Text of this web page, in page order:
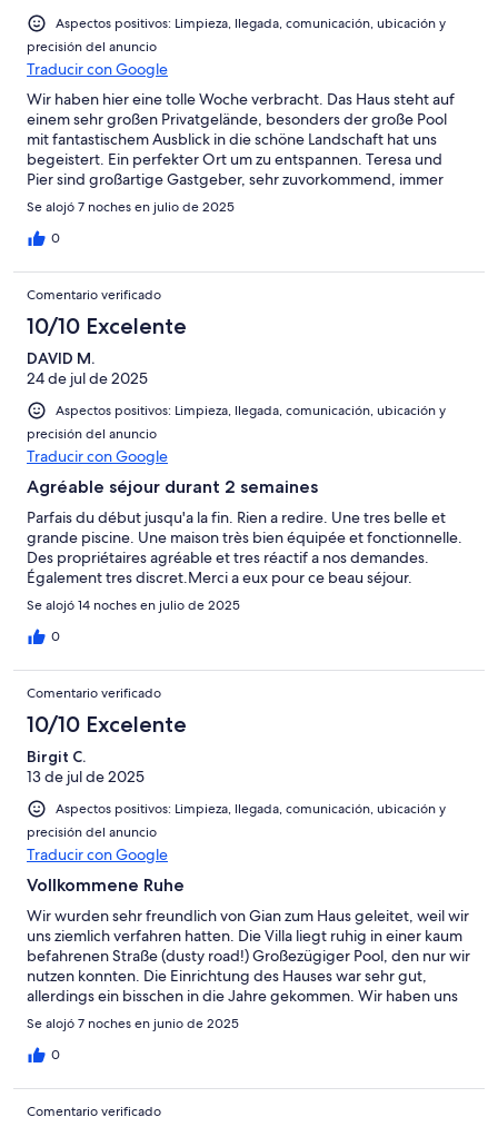
Aspectos positivos: Limpieza, llegada, comunicación, ubicación y
precisión del anuncio
Traducir con Google
Wir haben hier eine tolle Woche verbracht. Das Haus steht auf
einem sehr großen Privatgelände, besonders der große Pool
mit fantastischem Ausblick in die schöne Landschaft hat uns
begeistert. Ein perfekter Ort um zu entspannen. Teresa und
Pier sind großartige Gastgeber, sehr zuvorkommend, immer
ansprechbar, aber diskret. Vielen Dank dafür!! Wir würden
jederzeit wiederkommen!
Se alojó 7 noches en julio de 2025
0
Comentario verificado
10/10 Excelente
DAVID M.
24 de jul de 2025
Aspectos positivos: Limpieza, llegada, comunicación, ubicación y
precisión del anuncio
Traducir con Google
Agréable séjour durant 2 semaines
Parfais du début jusqu'a la fin. Rien a redire. Une tres belle et
grande piscine. Une maison très bien équipée et fonctionnelle.
Des propriétaires agréable et tres réactif a nos demandes.
Également tres discret.Merci a eux pour ce beau séjour.
Se alojó 14 noches en julio de 2025
0
Comentario verificado
10/10 Excelente
Birgit C.
13 de jul de 2025
Aspectos positivos: Limpieza, llegada, comunicación, ubicación y
precisión del anuncio
Traducir con Google
Vollkommene Ruhe
Wir wurden sehr freundlich von Gian zum Haus geleitet, weil wir
uns ziemlich verfahren hatten. Die Villa liegt ruhig in einer kaum
befahrenen Straße (dusty road!) Großezügiger Pool, den nur wir
nutzen konnten. Die Einrichtung des Hauses war sehr gut,
allerdings ein bisschen in die Jahre gekommen. Wir haben uns
sehr wohlgefühlt.
Se alojó 7 noches en junio de 2025
0
Comentario verificado